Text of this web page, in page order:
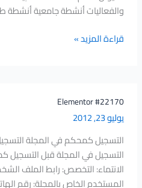
والفعاليات أنشطة جامعية أنشطة
قراءة المزيد »
Elementor #22170
يوليو 23, 2012
التسجيل كمحكم في المجلة
التسجيل في المجلة قبل التسجيل
المستخدم الخاص بالمجلة: رقم
#22170